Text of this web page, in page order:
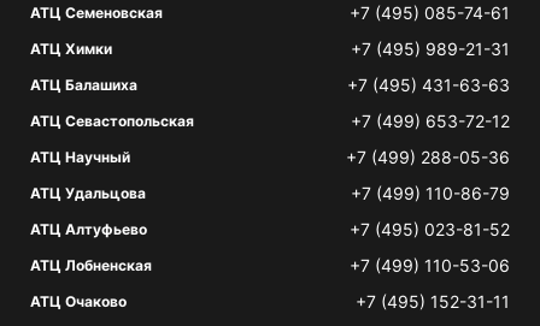
АТЦ Семеновская +7 (495) 085-74-61
АТЦ Химки +7 (495) 989-21-31
АТЦ Балашиха +7 (495) 431-63-63
АТЦ Севастопольская +7 (499) 653-72-12
АТЦ Научный +7 (499) 288-05-36
АТЦ Удальцова +7 (499) 110-86-79
АТЦ Алтуфьево +7 (495) 023-81-52
АТЦ Лобненская +7 (499) 110-53-06
АТЦ Очаково +7 (495) 152-31-11